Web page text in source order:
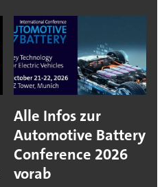
Alle Infos zur
Automotive Battery
Conference 2026
vorab